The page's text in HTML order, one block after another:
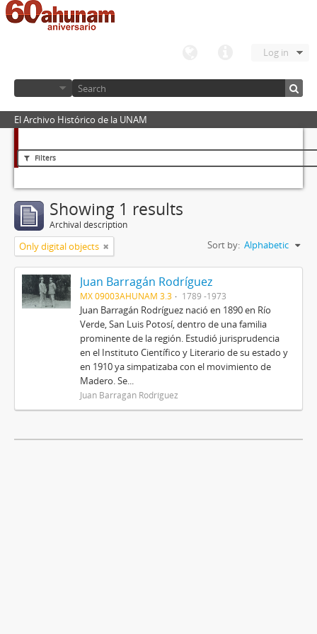
Log in
El Archivo Histórico de la UNAM
Filters
Showing 1 results
Archival description
Only digital objects Sort by: Alphabetic
Juan Barragán Rodríguez
MX 09003AHUNAM 3.3 1789 -1973
Juan Barragán Rodríguez nació en 1890 en Río
Verde, San Luis Potosí, dentro de una familia
prominente de la región. Estudió jurisprudencia
en el Instituto Científico y Literario de su estado y
en 1910 ya simpatizaba con el movimiento de
Madero. Se...
Juan Barragán Rodríguez